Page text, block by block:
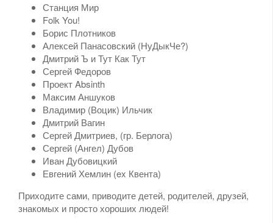
Станция Мир
Folk You!
Борис Плотников
Алексей Панасовский (НуДыкЧе?)
Дмитрий Ъ и Тут Как Тут
Сергей Федоров
Проект Absinth
Максим Аншуков
Владимир (Воцик) Ильчик
Дмитрий Вагин
Сергей Дмитриев, (гр. Берлога)
Сергей (Ангел) Дубов
Иван Дубовицкий
Евгений Хемлин (ex Квента)
Приходите сами, приводите детей, родителей, друзей,
знакомых и просто хороших людей!